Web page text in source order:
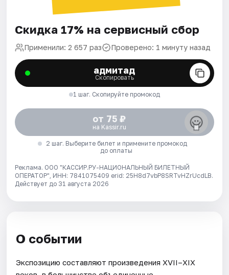
Скидка 17% на сервисный сбор
Применили: 2 657 раз Проверено: 1 минуту назад
адмитад
Скопировать
1 шаг. Скопируйте промокод
от 75 ₽
на Kassir.ru
2 шаг. Выберите билет и примените промокод
до оплаты
Реклама. ООО "КАССИР.РУ-НАЦИОНАЛЬНЫЙ БИЛЕТНЫЙ
ОПЕРАТОР", ИНН: 7841075409 erid: 25H8d7vbP8SRTvHZrUcdLB.
Действует до 31 августа 2026
О событии
Экспозицию составляют произведения XVII–XIX